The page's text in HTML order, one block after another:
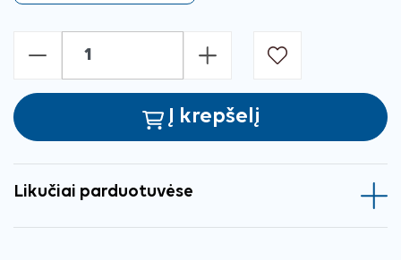
- +
Į krepšelį
Likučiai parduotuvėse